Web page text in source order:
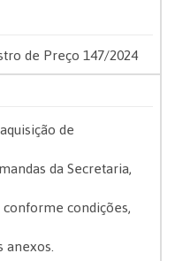
de Preço 147/2024
de
da Secretaria,
condições,
anexos.